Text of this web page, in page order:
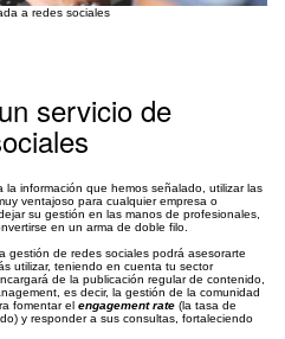
a redes sociales
servicio de
información que hemos señalado, utilizar las
ventajoso para cualquier empresa o
su gestión en las manos de profesionales,
en un arma de doble filo.
gestión de redes sociales podrá asesorarte
utilizar, teniendo en cuenta tu sector
de la publicación regular de contenido,
es decir, la gestión de la comunidad
fomentar el engagement rate (la tasa de
y responder a sus consultas, fortaleciendo